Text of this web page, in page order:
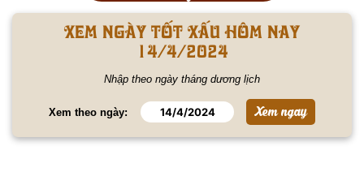
Xem ngày tốt xấu hôm nay
14/4/2024
Nhập theo ngày tháng dương lịch
Xem theo ngày: